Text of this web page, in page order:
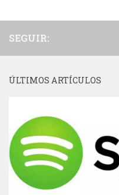
SEGUIR:
ÚLTIMOS ARTÍCULOS